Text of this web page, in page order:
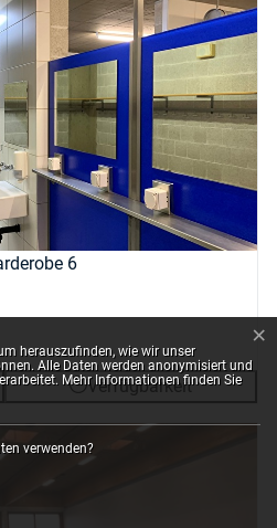
6
Verfügbarkeit
herauszufinden, wie wir unser
Alle Daten werden anonymisiert und
Mehr Informationen finden Sie
verwenden?
×